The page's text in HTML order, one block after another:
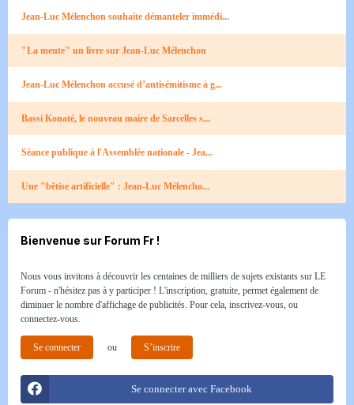
Jean-Luc Mélenchon souhaite démanteler immédi...
"La meute" un livre sur Jean-Luc Mélenchon
Jean-Luc Mélenchon accusé d’antisémitisme à g...
Bassi Konaté, le nouveau maire de Sarcelles s...
Séance publique à l'Assemblée nationale - Jea...
Une "bêtise artificielle" : Jean-Luc Mélencho...
Bienvenue sur Forum Fr !
Nous vous invitons à découvrir les centaines de milliers de sujets existants sur LE
Forum - n'hésitez pas à y participer ! L'inscription, gratuite, permet également de
diminuer le nombre d'affichage de publicités. Pour cela, inscrivez-vous, ou
connectez-vous.
Se connecter ou S’inscrire
Se connecter avec Facebook